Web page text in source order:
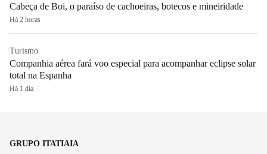
Cabeça de Boi, o paraíso de cachoeiras, botecos e mineiridade
Há 2 horas
Turismo
Companhia aérea fará voo especial para acompanhar eclipse solar
total na Espanha
Há 1 dia
GRUPO ITATIAIA